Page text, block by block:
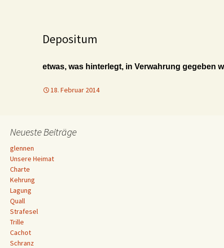
Depositum
etwas, was hinterlegt, in Verwahrung gegeben
18. Februar 2014
Neueste Beiträge
glennen
Unsere Heimat
Charte
Kehrung
Lagung
Quall
Strafesel
Trille
Cachot
Schranz